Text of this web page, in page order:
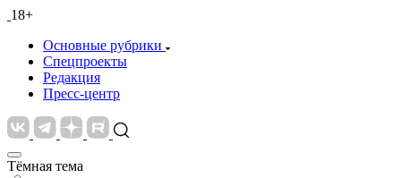
18+
Основные рубрики
Спецпроекты
Редакция
Пресс-центр
Тёмная тема